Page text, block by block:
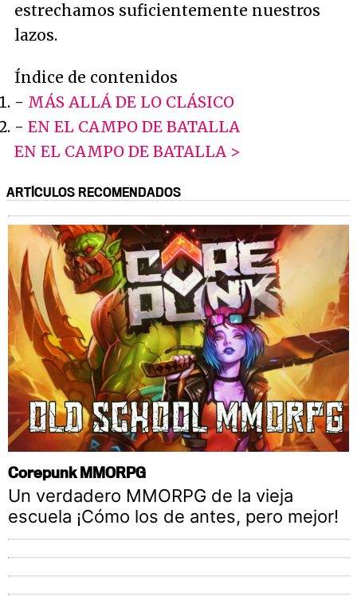
estrechamos suficientemente nuestros
lazos.
Índice de contenidos
- MÁS ALLÁ DE LO CLÁSICO
- EN EL CAMPO DE BATALLA
EN EL CAMPO DE BATALLA >
ARTÍCULOS RECOMENDADOS
Corepunk MMORPG
Un verdadero MMORPG de la vieja
escuela ¡Cómo los de antes, pero mejor!